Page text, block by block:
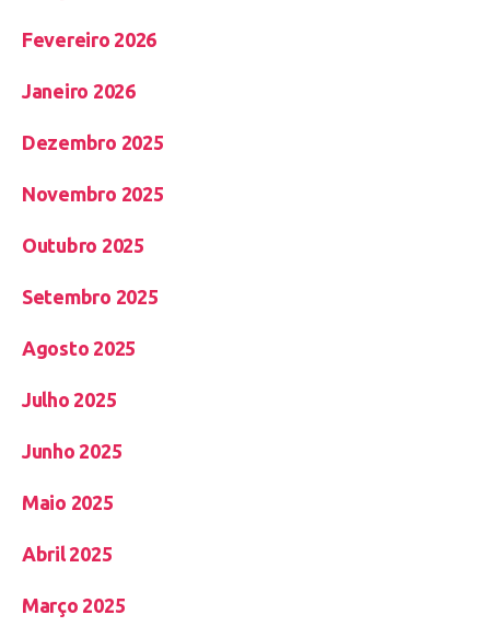
Fevereiro 2026
Janeiro 2026
Dezembro 2025
Novembro 2025
Outubro 2025
Setembro 2025
Agosto 2025
Julho 2025
Junho 2025
Maio 2025
Abril 2025
Março 2025